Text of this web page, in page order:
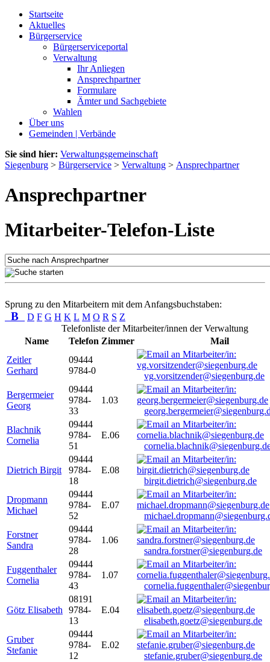
Startseite
Aktuelles
Bürgerservice
Bürgerserviceportal
Verwaltung
Ihr Anliegen
Ansprechpartner
Formulare
Ämter und Sachgebiete
Wahlen
Über uns
Gemeinden | Verbände
Sie sind hier: Verwaltungsgemeinschaft
Siegenburg > Bürgerservice > Verwaltung > Ansprechpartner
Ansprechpartner
Mitarbeiter-Telefon-Liste
Sprung zu den Mitarbeitern mit dem Anfangsbuchstaben:
B D F G H K L M O R S Z
Telefonliste der Mitarbeiter/innen der Verwaltung
Name
Telefon Zimmer
Mail
Zeitler
Gerhard
09444
9784-0
vg.vorsitzender@siegenburg.de
Bergermeier
Georg
09444
9784-
33
1.03
Blachnik
Cornelia
09444
9784-
51
E.06
Dietrich Birgit
09444
9784-
18
E.08
birgit.dietrich@siegenburg.de
Dropmann
Michael
09444
9784-
52
E.07
Forstner
Sandra
09444
9784-
28
1.06
sandra.forstner@siegenburg.de
Fuggenthaler
Cornelia
09444
9784-
43
1.07
Götz Elisabeth
08191
9784-
13
E.04
elisabeth.goetz@siegenburg.de
Gruber
Stefanie
09444
9784-
12
E.02
stefanie.gruber@siegenburg.de